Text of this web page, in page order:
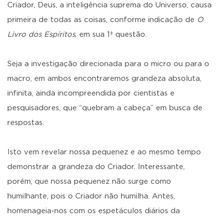
Criador, Deus, a inteligência suprema do Universo, causa
primeira de todas as coisas, conforme indicação de O
Livro dos Espíritos, em sua 1ª questão.
Seja a investigação direcionada para o micro ou para o
macro, em ambos encontraremos grandeza absoluta,
infinita, ainda incompreendida por cientistas e
pesquisadores, que “quebram a cabeça” em busca de
respostas.
Isto vem revelar nossa pequenez e ao mesmo tempo
demonstrar a grandeza do Criador. Interessante,
porém, que nossa pequenez não surge como
humilhante, pois o Criador não humilha. Antes,
homenageia-nos com os espetáculos diários da